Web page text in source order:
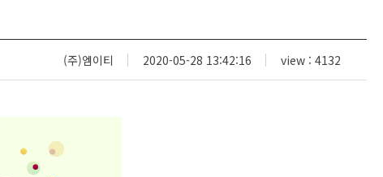
(주)엠이티 2020-05-28 13:42:16 view : 4132